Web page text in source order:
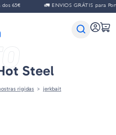
65€ 🚛 ENVIOS GRÁTIS para
Steel
rigidas jerkbait